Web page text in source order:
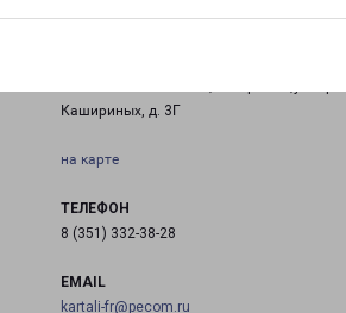
Кашириных, д. 3Г
на карте
ТЕЛЕФОН
8 (351) 332-38-28
EMAIL
kartali-fr@pecom.ru